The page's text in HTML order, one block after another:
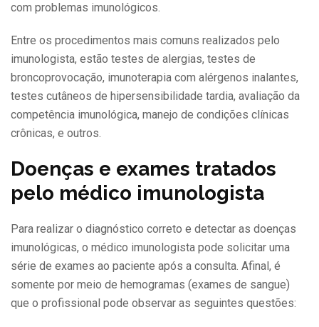
com problemas imunológicos.
Entre os procedimentos mais comuns realizados pelo
imunologista, estão testes de alergias, testes de
broncoprovocação, imunoterapia com alérgenos inalantes,
testes cutâneos de hipersensibilidade tardia, avaliação da
competência imunológica, manejo de condições clínicas
crônicas, e outros.
Doenças e exames tratados
pelo médico imunologista
Para realizar o diagnóstico correto e detectar as doenças
imunológicas, o médico imunologista pode solicitar uma
série de exames ao paciente após a consulta. Afinal, é
somente por meio de hemogramas (exames de sangue)
que o profissional pode observar as seguintes questões: